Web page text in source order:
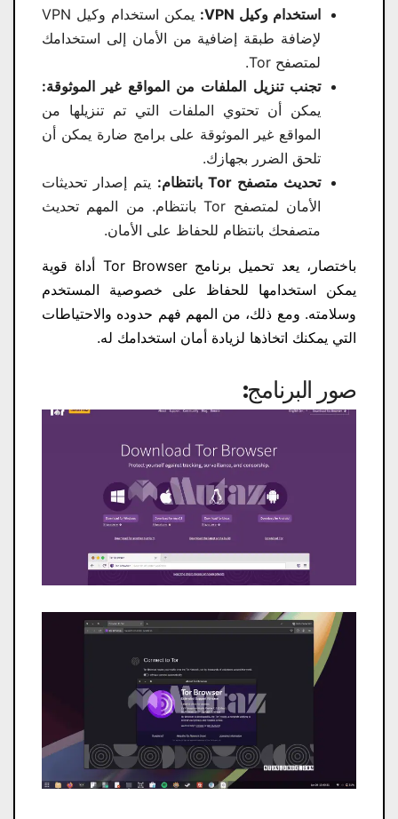
استخدام وكيل VPN:
يمكن استخدام وكيل VPN
لإضافة طبقة إضافية من الأمان إلى استخدامك
لمتصفح Tor.
تجنب تنزيل الملفات من المواقع غير الموثوقة:
يمكن أن تحتوي الملفات التي تم تنزيلها من
المواقع غير الموثوقة على برامج ضارة يمكن أن
تلحق الضرر بجهازك.
تحديث متصفح Tor بانتظام:
يتم إصدار تحديثات
الأمان لمتصفح Tor بانتظام. من المهم تحديث
متصفحك بانتظام للحفاظ على الأمان.
باختصار، يعد تحميل برنامج Tor Browser أداة قوية
يمكن استخدامها للحفاظ على خصوصية المستخدم
وسلامته. ومع ذلك، من المهم فهم حدوده والاحتياطات
التي يمكنك اتخاذها لزيادة أمان استخدامك له.
صور البرنامج: